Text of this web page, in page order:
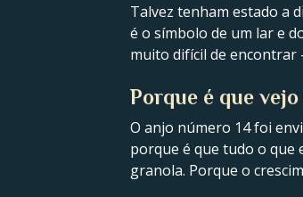
Talvez tenham estado a
é o símbolo de um lar e
muito difícil de encontrar
Porque é que
O anjo número 14 foi
porque é que tudo o que
granola. Porque o